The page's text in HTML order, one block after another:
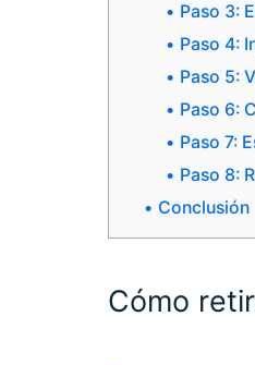
Paso 3:
Paso 4:
Paso 5:
Paso 6:
Paso 7:
Paso 8:
Conclusión
Cómo